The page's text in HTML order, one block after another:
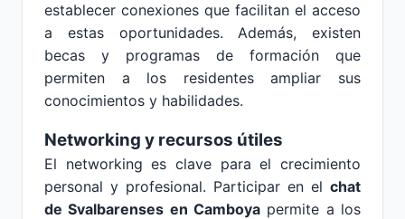
establecer conexiones que facilitan el acceso
a estas oportunidades. Además, existen
becas y programas de formación que
permiten a los residentes ampliar sus
conocimientos y habilidades.
Networking y recursos útiles
El networking es clave para el crecimiento
personal y profesional. Participar en el chat
de Svalbarenses en Camboya permite a los